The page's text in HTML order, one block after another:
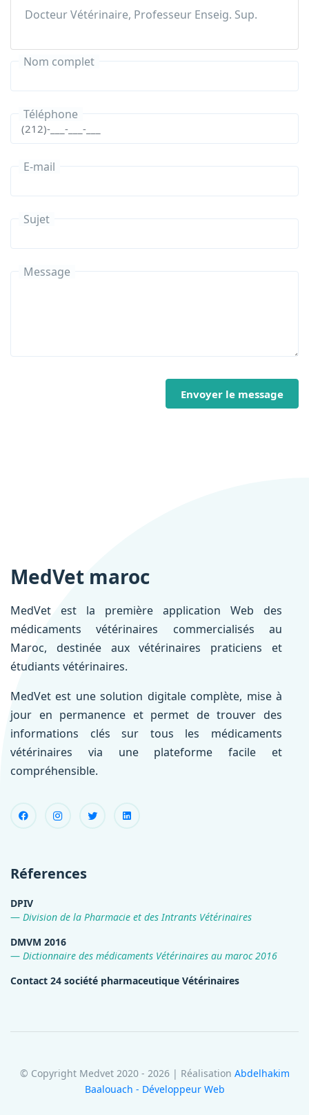
Docteur Vétérinaire, Professeur Enseig. Sup.
Nom complet
Téléphone
E-mail
Sujet
Message
Envoyer le message
MedVet maroc
MedVet est la première application Web des
médicaments vétérinaires commercialisés au
Maroc, destinée aux vétérinaires praticiens et
étudiants vétérinaires.
MedVet est une solution digitale complète, mise à
jour en permanence et permet de trouver des
informations clés sur tous les médicaments
vétérinaires via une plateforme facile et
compréhensible.
Réferences
DPIV
Division de la Pharmacie et des Intrants Vétérinaires
DMVM 2016
Dictionnaire des médicaments Vétérinaires au maroc 2016
Contact 24 société pharmaceutique Vétérinaires
© Copyright Medvet 2020 - 2026 | Réalisation Abdelhakim
Baalouach - Développeur Web